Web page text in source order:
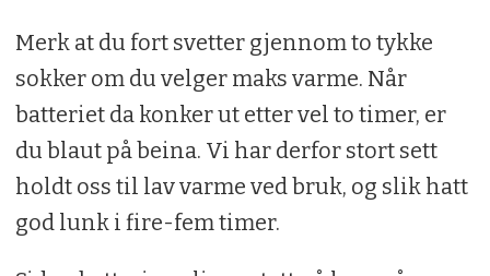
Merk at du fort svetter gjennom to tykke
sokker om du velger maks varme. Når
batteriet da konker ut etter vel to timer, er
du blaut på beina. Vi har derfor stort sett
holdt oss til lav varme ved bruk, og slik hatt
god lunk i fire-fem timer.